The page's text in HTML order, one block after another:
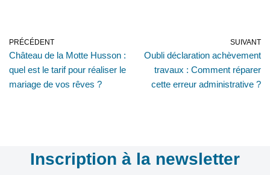
PRÉCÉDENT
Château de la Motte Husson :
quel est le tarif pour réaliser le
mariage de vos rêves ?
SUIVANT
Oubli déclaration achèvement
travaux : Comment réparer
cette erreur administrative ?
Inscription à la newsletter